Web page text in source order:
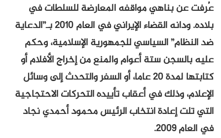
عُرفت عن بناهي مواقفه المعارضة للسلطات في
بلاده. ودانه القضاء الإيراني في العام 2010 بـ”الدعاية
ضد النظام” السياسي للجمهورية الإسلامية، وحكم
عليه بالسجن ستة أعوام والمنع من إخراج الأفلام أو
كتابتها لمدة 20 عاما، أو السفر والتحدث إلى وسائل
الإعلام، وذلك في أعقاب تأييده التحركات الاحتجاجية
التي تلت إعادة انتخاب الرئيس محمود أحمدي نجاد
في العام 2009.